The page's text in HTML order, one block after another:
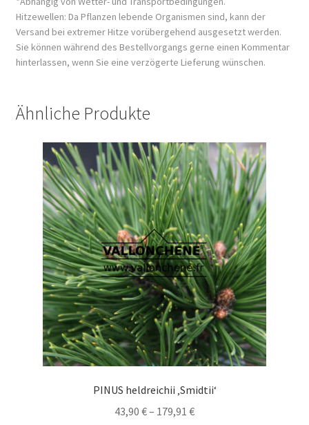
Hitzewellen: Da Pflanzen lebende Organismen sind, kann der
Versand bei extremer Hitze vorübergehend ausgesetzt werden.
Sie können während des Bestellvorgangs gerne einen Kommentar
hinterlassen, wenn Sie eine verzögerte Lieferung wünschen.
Ähnliche Produkte
PINUS heldreichii ‚Smidtii‘
43,90 €– 179,91 €Preisspanne: